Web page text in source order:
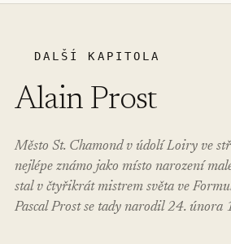
DALŠÍ KAPITOLA
Alain Prost
Město St. Chamond v údolí Loiry ve
nejlépe známo jako místo narození
stal v čtyřikrát mistrem světa ve
Pascal Prost se tady narodil 24. února